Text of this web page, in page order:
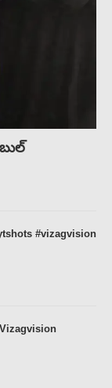
#vizagvision